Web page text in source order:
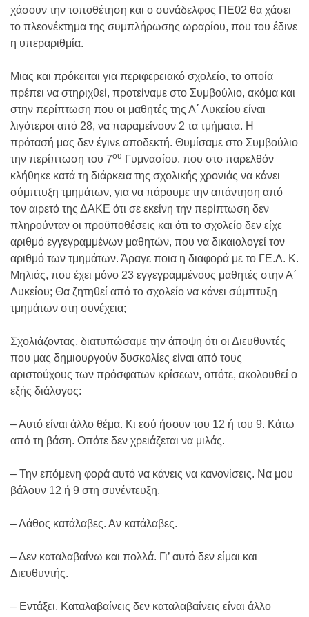
χάσουν την τοποθέτηση και ο συνάδελφος ΠΕ02 θα χάσει
το πλεονέκτημα της συμπλήρωσης ωραρίου, που του έδινε
η υπεραριθμία.
Μιας και πρόκειται για περιφερειακό σχολείο, το οποία
πρέπει να στηριχθεί, προτείναμε στο Συμβούλιο, ακόμα και
στην περίπτωση που οι μαθητές της Α΄ Λυκείου είναι
λιγότεροι από 28, να παραμείνουν 2 τα τμήματα. Η
πρότασή μας δεν έγινε αποδεκτή. Θυμίσαμε στο Συμβούλιο
την περίπτωση του 7ου Γυμνασίου, που στο παρελθόν
κλήθηκε κατά τη διάρκεια της σχολικής χρονιάς να κάνει
σύμπτυξη τμημάτων, για να πάρουμε την απάντηση από
τον αιρετό της ΔΑΚΕ ότι σε εκείνη την περίπτωση δεν
πληρούνταν οι προϋποθέσεις και ότι το σχολείο δεν είχε
αριθμό εγγεγραμμένων μαθητών, που να δικαιολογεί τον
αριθμό των τμημάτων. Άραγε ποια η διαφορά με το ΓΕ.Λ. Κ.
Μηλιάς, που έχει μόνο 23 εγγεγραμμένους μαθητές στην Α΄
Λυκείου; Θα ζητηθεί από το σχολείο να κάνει σύμπτυξη
τμημάτων στη συνέχεια;
Σχολιάζοντας, διατυπώσαμε την άποψη ότι οι Διευθυντές
που μας δημιουργούν δυσκολίες είναι από τους
αριστούχους των πρόσφατων κρίσεων, οπότε, ακολουθεί ο
εξής διάλογος:
– Αυτό είναι άλλο θέμα. Κι εσύ ήσουν του 12 ή του 9. Κάτω
από τη βάση. Οπότε δεν χρειάζεται να μιλάς.
– Την επόμενη φορά αυτό να κάνεις να κανονίσεις. Να μου
βάλουν 12 ή 9 στη συνέντευξη.
– Λάθος κατάλαβες. Αν κατάλαβες.
– Δεν καταλαβαίνω και πολλά. Γι’ αυτό δεν είμαι και
Διευθυντής.
– Εντάξει. Καταλαβαίνεις δεν καταλαβαίνεις είναι άλλο